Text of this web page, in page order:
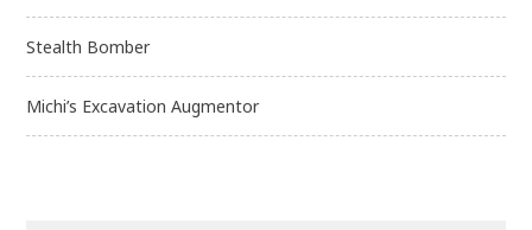
Stealth Bomber
Michi’s Excavation Augmentor